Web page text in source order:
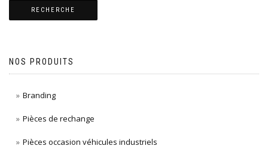
RECHERCHE
NOS PRODUITS
Branding
Pièces de rechange
Pièces occasion véhicules industriels